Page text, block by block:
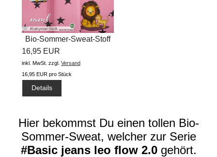
Bio-Sommer-Sweat-Stoff
"Jonas...
16,95 EUR
inkl. MwSt. zzgl. Versand
16,95 EUR pro Stück
Details
Hier bekommst Du einen tollen Bio-
Sommer-Sweat, welcher zur Serie
#Basic jeans leo flow 2.0 gehört.